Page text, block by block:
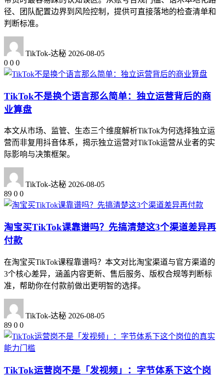
径、团队配置边界到风险控制，提供可直接落地的检查清单和
判断标准。
TikTok-达秘 2026-08-05
0 0 0
TikTok不是换个语言那么简单：独立运营背后的商
业算盘
本文从市场、监管、生态三个维度解析TikTok为何选择独立运
营而非复用抖音体系，揭示独立运营对TikTok运营从业者的实
际影响与决策框架。
TikTok-达秘 2026-08-05
89 0 0
淘宝买TikTok课靠谱吗？先搞清楚这3个渠道差异再
付款
在淘宝买TikTok课程靠谱吗？本文对比淘宝渠道与官方渠道的
3个核心差异，涵盖内容更新、售后服务、版权合规等判断标
准，帮助你在付款前做出更明智的选择。
TikTok-达秘 2026-08-05
89 0 0
TikTok运营岗不是「发视频」：字节体系下这个岗